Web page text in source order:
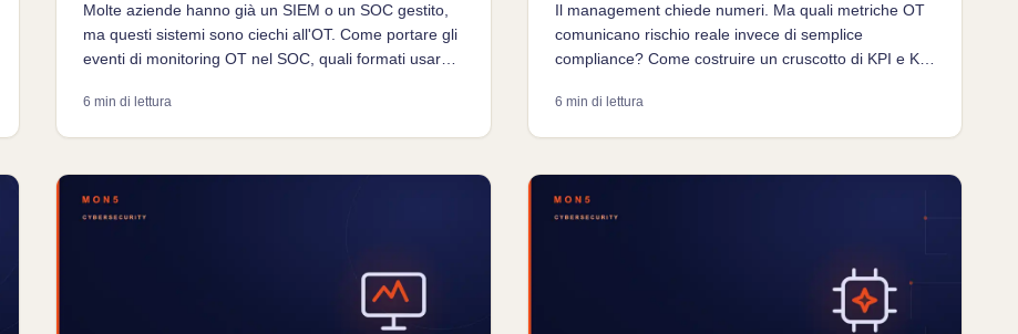
Molte aziende hanno già un SIEM o un SOC gestito,
ma questi sistemi sono ciechi all'OT. Come portare gli
eventi di monitoring OT nel SOC, quali formati usare,
6 min di lettura
Il management chiede numeri. Ma quali metriche OT
comunicano rischio reale invece di semplice
compliance? Come costruire un cruscotto di KPI e KRI
6 min di lettura